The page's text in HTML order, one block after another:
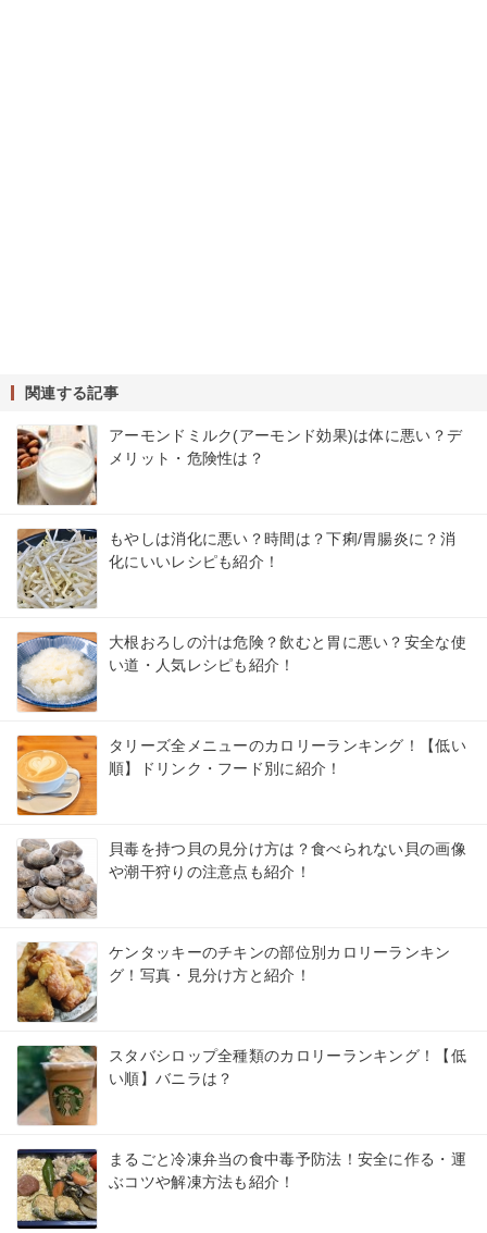
関連する記事
アーモンドミルク(アーモンド効果)は体に悪い？デ
メリット・危険性は？
もやしは消化に悪い？時間は？下痢/胃腸炎に？消
化にいいレシピも紹介！
大根おろしの汁は危険？飲むと胃に悪い？安全な使
い道・人気レシピも紹介！
タリーズ全メニューのカロリーランキング！【低い
順】ドリンク・フード別に紹介！
貝毒を持つ貝の見分け方は？食べられない貝の画像
や潮干狩りの注意点も紹介！
ケンタッキーのチキンの部位別カロリーランキン
グ！写真・見分け方と紹介！
スタバシロップ全種類のカロリーランキング！【低
い順】バニラは？
まるごと冷凍弁当の食中毒予防法！安全に作る・運
ぶコツや解凍方法も紹介！